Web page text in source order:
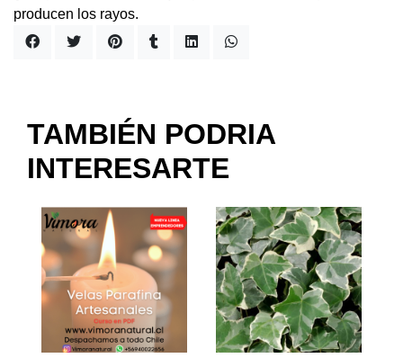
producen los rayos.
TAMBIÉN PODRIA
INTERESARTE